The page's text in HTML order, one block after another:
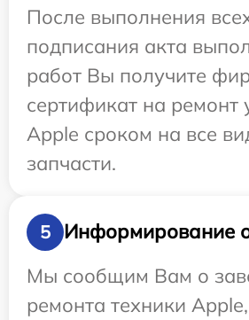
После выполнения
подписания акта
работ Вы получите
сертификат на ремонт
Apple сроком на все
запчасти.
5
Информирование о
Мы сообщим Вам о
ремонта техники